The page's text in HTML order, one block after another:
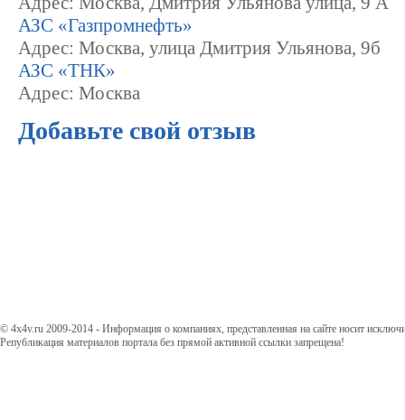
АЗС «Газпромнефть»
Адрес: Москва, улица Дмитрия Ульянова, 9б
АЗС «ТНК»
Адрес: Москва
Добавьте свой отзыв
© 4x4v.ru 2009-2014 - Информация о компаниях, представленная на сайте носит
Републикация материалов портала без прямой активной ссылки запрещена!